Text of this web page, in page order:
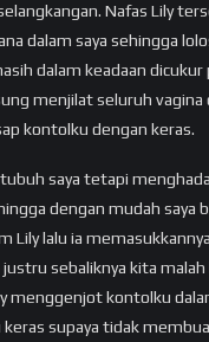
Nafas Lily
dalam saya sehingga
dalam keadaan dicukur
menjilat seluruh vagina
kontolku dengan keras.
saya tetapi
dengan mudah saya
lalu ia
sebaliknya kita malah
menggenjot kontolku
supaya tidak